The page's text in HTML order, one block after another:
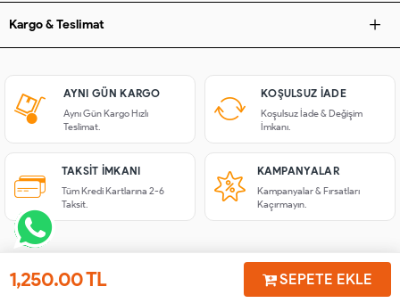
Kargo & Teslimat
1,250.00TL SEPETE EKLE
AYNI GÜN KARGO
Aynı Gün Kargo Hızlı
Teslimat.
KOŞULSUZ IADE
Koşulsuz İade & Değişim
İmkanı.
TAKSIT İMKANI
Tüm Kredi Kartlarına 2-6
Taksit.
KAMPANYALAR
Kampanyalar & Fırsatları
Kaçırmayın.
Sipariş Takibi